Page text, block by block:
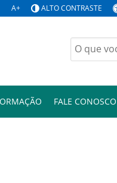
A+ ALTO CONTRASTE
Buscar
por:
FALE CONOSCO